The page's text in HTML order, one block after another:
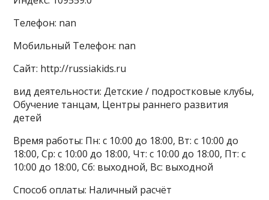
Телефон: nan
Мобильный Телефон: nan
Сайт: http://russiakids.ru
вид деятельности: Детские / подростковые клубы,
Обучение танцам, Центры раннего развития
детей
Время работы: Пн: с 10:00 до 18:00, Вт: с 10:00 до
18:00, Ср: с 10:00 до 18:00, Чт: с 10:00 до 18:00, Пт: с
10:00 до 18:00, Сб: выходной, Вс: выходной
Способ оплаты: Наличный расчёт